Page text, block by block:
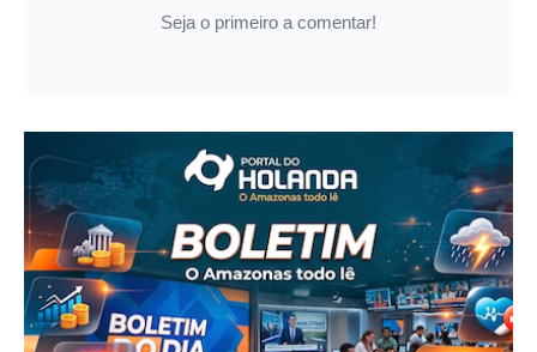
Seja o primeiro a comentar!